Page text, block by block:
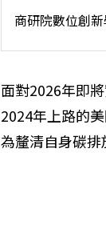
面對2026年即
2024年上路的
為釐清自身碳排